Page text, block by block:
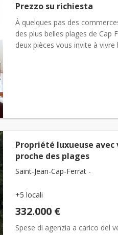
Prezzo su richiesta
À quelques pas des
des plus belles plages de Cap
deux pièces vous invite à
Propriété luxueuse
proche des plages
Saint-Jean-Cap-Ferrat -
+5 locali
332.000 €
Spese di agenzia a carico del